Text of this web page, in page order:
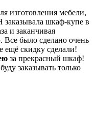
изготовления мебели,
шкаф-купе в
и заканчивая
было сделано очень
ещё скидку сделали!
за прекрасный шкаф!
заказывать только